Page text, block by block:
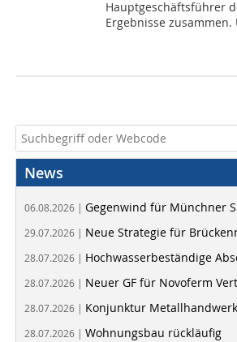
Hauptgeschäftsführer
Ergebnisse zusammen.
News
06.08.2026 | Gegenwind für Münchner
29.07.2026 | Neue Strategie für
28.07.2026 | Hochwasserbeständige
28.07.2026 | Neuer GF für Novoferm
28.07.2026 | Konjunktur Metallhandwerk
28.07.2026 | Wohnungsbau rückläufig